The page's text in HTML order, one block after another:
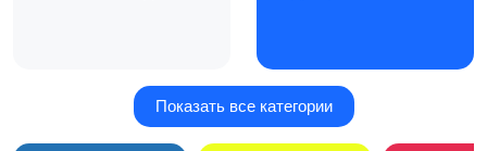
Катера и яхты 16
Моторные лодки и
моторы2
Показать все категории